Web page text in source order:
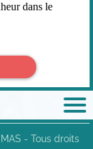
dans le
- Tous droits